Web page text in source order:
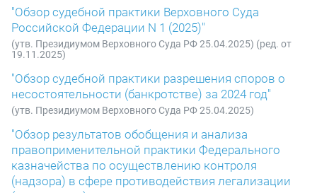
"Обзор судебной практики Верховного Суда
Российской Федерации N 1 (2025)"
(утв. Президиумом Верховного Суда РФ 25.04.2025) (ред. от
19.11.2025)
"Обзор судебной практики разрешения споров о
несостоятельности (банкротстве) за 2024 год"
(утв. Президиумом Верховного Суда РФ 25.04.2025)
"Обзор результатов обобщения и анализа
правоприменительной практики Федерального
казначейства по осуществлению контроля
(надзора) в сфере противодействия легализации